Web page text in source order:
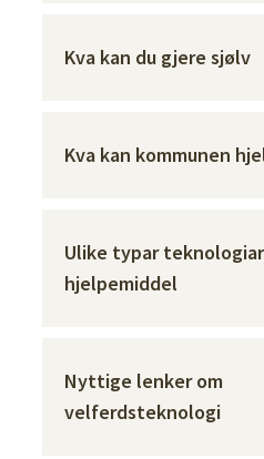
Kva kan du gjere sjølv
Kva kan kommunen
Ulike typar
hjelpemiddel
Nyttige lenker om
velferdsteknologi